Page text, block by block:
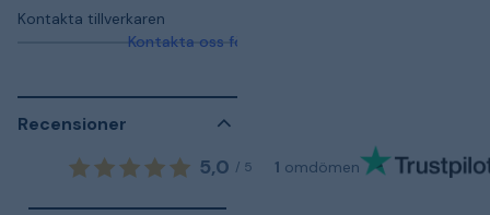
Kontakta tillverkaren
Kontakta oss för mer information
Recensioner
5,0 / 5 1 omdömen